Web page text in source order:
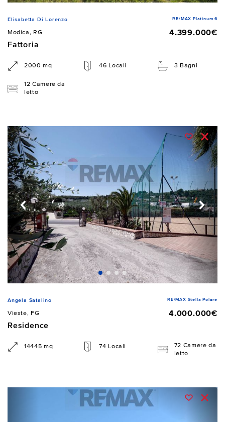
Elisabetta Di Lorenzo RE/MAX Platinum 6
Modica, RG
4.399.000€
Fattoria
2000 mq 46 Locali 3 Bagni
12 Camere da
letto
Angela Satalino RE/MAX Stella Polare
Vieste, FG
4.000.000€
Residence
14445 mq 74 Locali
72 Camere da
letto